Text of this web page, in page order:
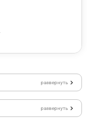
развернуть
развернуть